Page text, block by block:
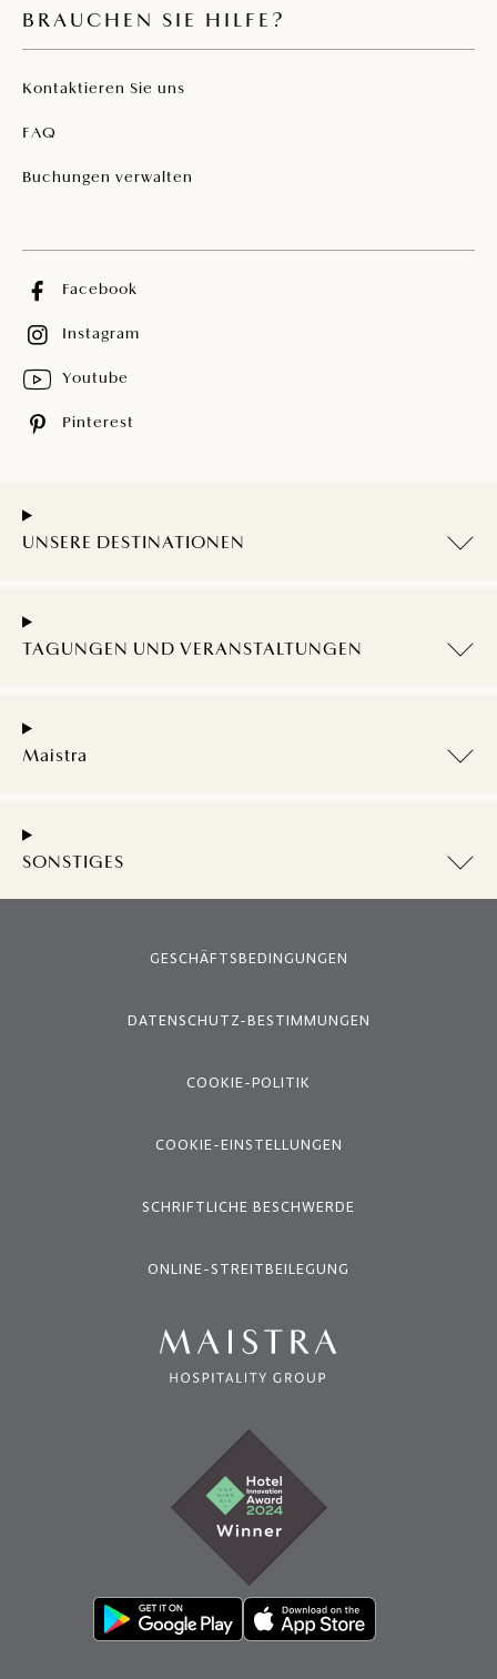
BRAUCHEN SIE HILFE?
Kontaktieren Sie uns
FAQ
Buchungen verwalten
Facebook
Instagram
Youtube
Pinterest
UNSERE DESTINATIONEN
TAGUNGEN UND VERANSTALTUNGEN
Maistra
SONSTIGES
GESCHÄFTSBEDINGUNGEN
DATENSCHUTZ-BESTIMMUNGEN
COOKIE-POLITIK
COOKIE-EINSTELLUNGEN
SCHRIFTLICHE BESCHWERDE
ONLINE-STREITBEILEGUNG